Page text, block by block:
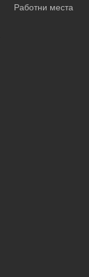
Работни места